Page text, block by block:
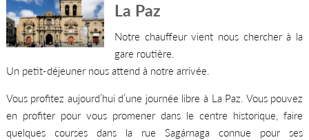
La Paz
Notre chauffeur vient nous chercher à la
gare routière.
Un petit-déjeuner nous attend à notre arrivée.
Vous profitez aujourd’hui d’une journée libre à La Paz. Vous pouvez
en profiter pour vous promener dans le centre historique, faire
quelques courses dans la rue Sagárnaga connue pour ses